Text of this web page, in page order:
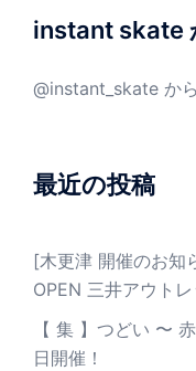
instant skate
@instant_skate か
最近の投稿
[木更津 開催のお
OPEN 三井アウト
【 集 】つどい 〜
日開催！